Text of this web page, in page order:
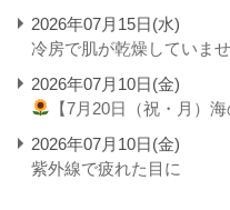
2026年07月15日(水)
冷房で肌が乾燥していま
2026年07月10日(金)
【7月20日（祝・月）海
2026年07月10日(金)
紫外線で疲れた目に